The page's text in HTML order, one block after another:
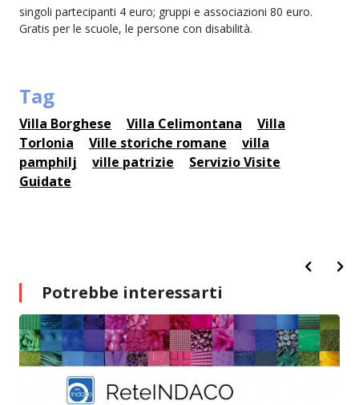
singoli partecipanti 4 euro; gruppi e associazioni 80 euro.
Gratis per le scuole, le persone con disabilità.
Tag
Villa Borghese Villa Celimontana
Villa
Torlonia
Ville storiche romane
villa
pamphilj
ville patrizie
Servizio Visite
Guidate
Potrebbe interessarti